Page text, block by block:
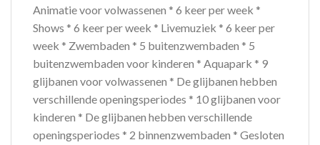
Animatie voor volwassenen * 6 keer per week *
Shows * 6 keer per week * Livemuziek * 6 keer per
week * Zwembaden * 5 buitenzwembaden * 5
buitenzwembaden voor kinderen * Aquapark * 9
glijbanen voor volwassenen * De glijbanen hebben
verschillende openingsperiodes * 10 glijbanen voor
kinderen * De glijbanen hebben verschillende
openingsperiodes * 2 binnenzwembaden * Gesloten